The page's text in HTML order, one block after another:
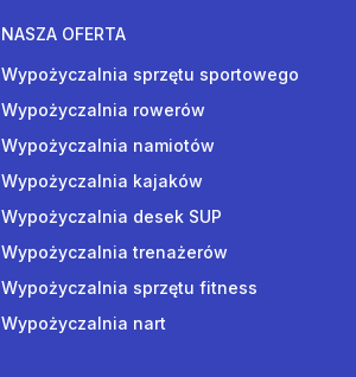
NASZA OFERTA
Wypożyczalnia sprzętu sportowego
Wypożyczalnia rowerów
Wypożyczalnia namiotów
Wypożyczalnia kajaków
Wypożyczalnia desek SUP
Wypożyczalnia trenażerów
Wypożyczalnia sprzętu fitness
Wypożyczalnia nart